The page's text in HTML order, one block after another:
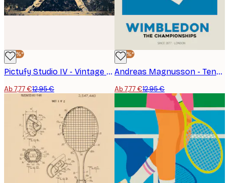
-40%*
Pictufy Studio IV - Vintage Baseball Swing Poster
Ab 7,77 €12,95 €
-40%*
Andreas Magnusson - Tennisball Grüner Platz Poster
Ab 7,77 €12,95 €